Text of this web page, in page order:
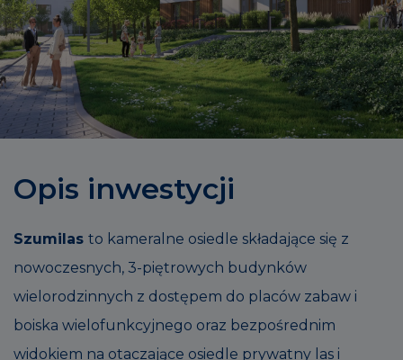
Opis inwestycji
Szumilas to kameralne osiedle składające się z
nowoczesnych, 3-piętrowych budynków
wielorodzinnych z dostępem do placów zabaw i
boiska wielofunkcyjnego oraz bezpośrednim
widokiem na otaczające osiedle prywatny las i